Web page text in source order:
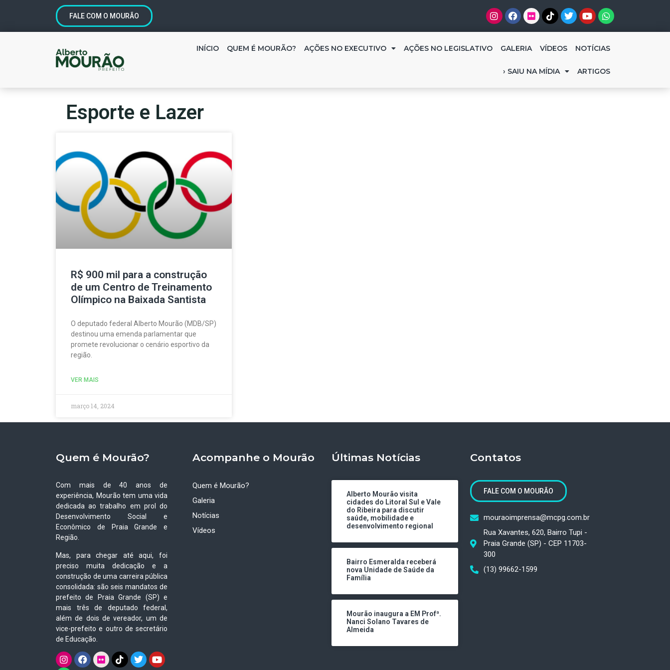
FALE COM O MOURÃO
INÍCIO QUEM É MOURÃO? AÇÕES NO EXECUTIVO AÇÕES NO LEGISLATIVO GALERIA VÍDEOS NOTÍCIAS
› SAIU NA MÍDIA ARTIGOS
Esporte e Lazer
R$ 900 mil para a construção
de um Centro de Treinamento
Olímpico na Baixada Santista
O deputado federal Alberto Mourão (MDB/SP)
destinou uma emenda parlamentar que
promete revolucionar o cenário esportivo da
região.
VER MAIS
março 14, 2024
Quem é Mourão?
Com mais de 40 anos de
experiência, Mourão tem uma vida
dedicada ao trabalho em prol do
Desenvolvimento Social e
Econômico de Praia Grande e
Região.
Mas, para chegar até aqui, foi
preciso muita dedicação e a
construção de uma carreira pública
consolidada: são seis mandatos de
prefeito de Praia Grande (SP) e
mais três de deputado federal,
além de dois de vereador, um de
vice-prefeito e outro de secretário
de Educação.
Acompanhe o Mourão
Quem é Mourão?
Galeria
Notícias
Vídeos
Últimas Notícias
Alberto Mourão visita
cidades do Litoral Sul e Vale
do Ribeira para discutir
saúde, mobilidade e
desenvolvimento regional
Bairro Esmeralda receberá
nova Unidade de Saúde da
Família
Mourão inaugura a EM Profª.
Nanci Solano Tavares de
Almeida
Contatos
FALE COM O MOURÃO
mouraoimprensa@mcpg.com.br
Rua Xavantes, 620, Bairro Tupi -
Praia Grande (SP) - CEP 11703-
300
(13) 99662-1599